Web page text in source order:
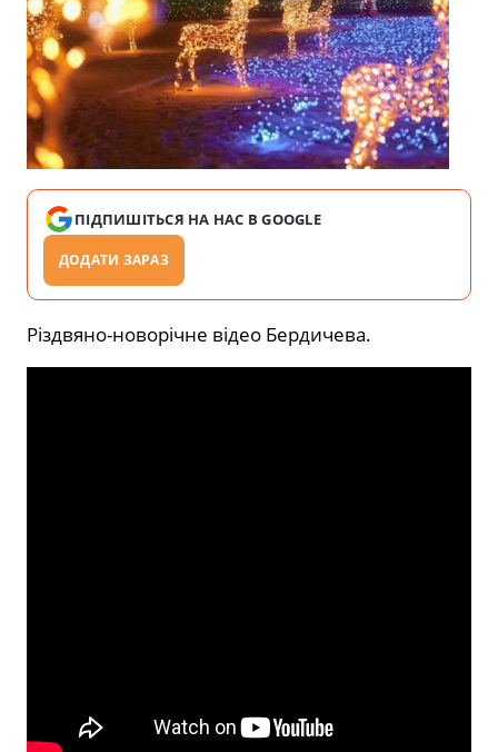
ПІДПИШІТЬСЯ НА НАС В GOOGLE
ДОДАТИ ЗАРАЗ
Різдвяно-новорічне відео Бердичева.